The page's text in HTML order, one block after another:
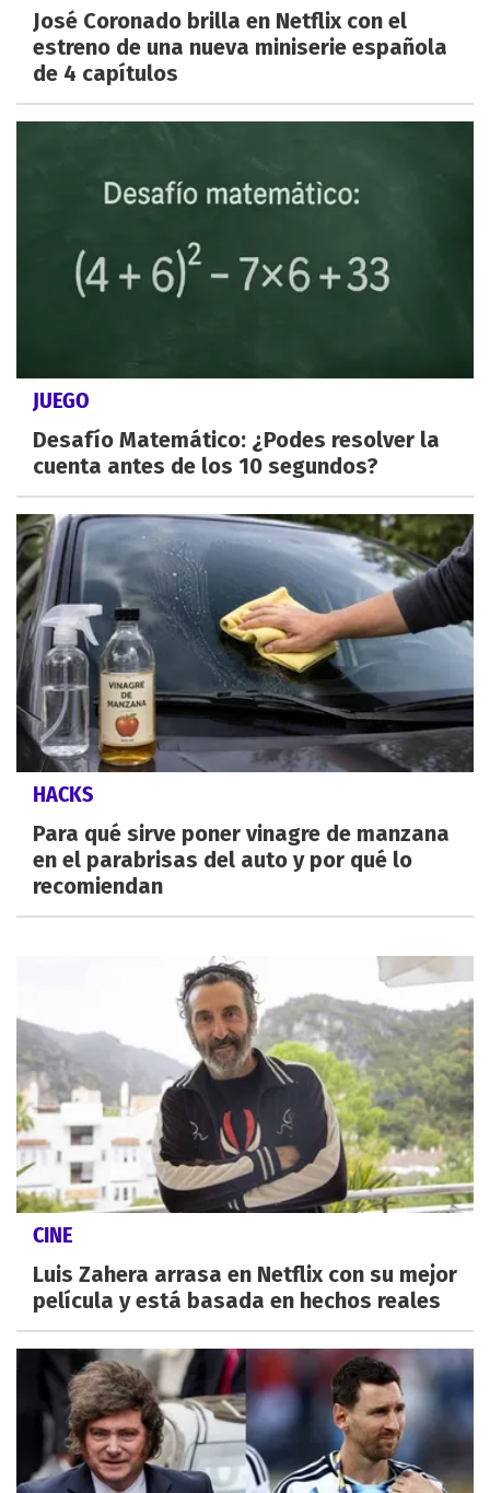
José Coronado brilla en Netflix con el
estreno de una nueva miniserie española
de 4 capítulos
JUEGO
Desafío Matemático: ¿Podes resolver la
cuenta antes de los 10 segundos?
HACKS
Para qué sirve poner vinagre de manzana
en el parabrisas del auto y por qué lo
recomiendan
CINE
Luis Zahera arrasa en Netflix con su mejor
película y está basada en hechos reales